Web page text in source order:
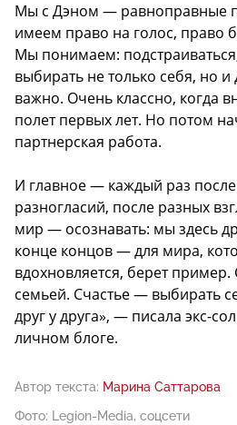
Мы с Дэном — равноправные
имеем право на голос, право
Мы понимаем:
выбирать не только себя, но и
важно. Очень классно, когда
полет первых лет. Но потом
партнерская работа.
И главное — каждый раз
разногласий, после разных
мир — осознавать: мы здесь
конце концов — для мира,
вдохновляется, берет
семьей. Счастье — выбирать
друг у друга», — писала экс-
личном блоге.
Автор текста: Марина Саттарова
Фото: Legion-Media, соцсети